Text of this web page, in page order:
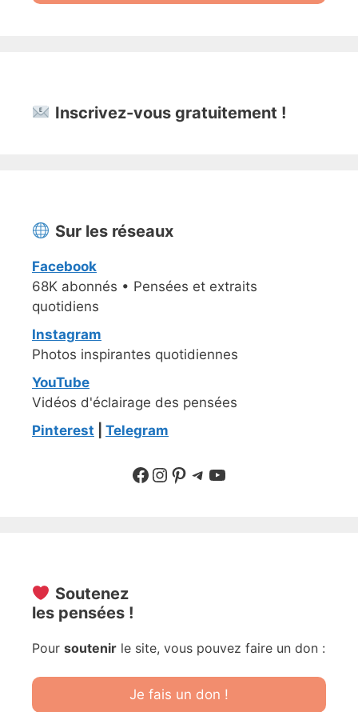
Inscrivez-vous gratuitement !
Sur les réseaux
Facebook
68K abonnés • Pensées et extraits
quotidiens
Instagram
Photos inspirantes quotidiennes
YouTube
Vidéos d'éclairage des pensées
Pinterest
Telegram
Suivre sur Facebook
Suivre sur Instagram
Pinterest
Sur Telegram
YouTube
Soutenez
les pensées !
Pour soutenir le site, vous pouvez faire un don :
Je fais un don !